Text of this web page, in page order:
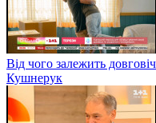
Від чого залежить
Кушнерук